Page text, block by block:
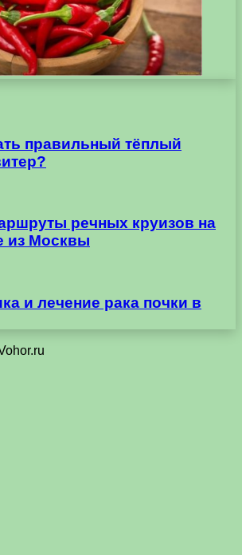
правильный тёплый
речных круизов на
из Москвы
и лечение рака почки в